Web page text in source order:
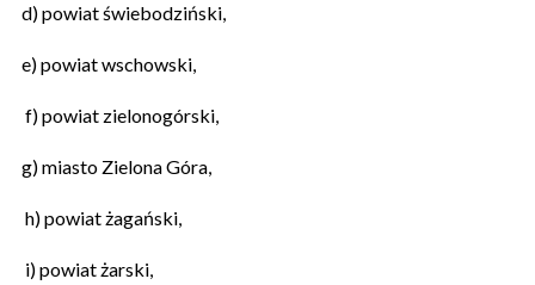
d) powiat świebodziński,
e) powiat wschowski,
f) powiat zielonogórski,
g) miasto Zielona Góra,
h) powiat żagański,
i) powiat żarski,